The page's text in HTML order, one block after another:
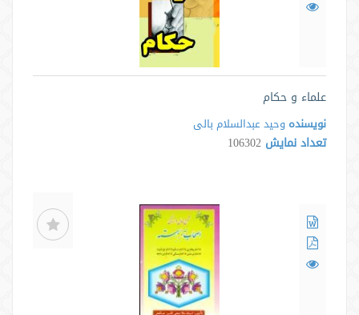
علماء و حکام
نویسنده وحید عبدالسلام بالی
تعداد نمایش 106302